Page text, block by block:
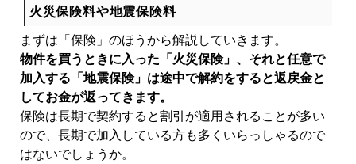
火災保険料や地震保険料
まずは「保険」のほうから解説していきます。
物件を買うときに入った「火災保険」、それと任意で
加入する「地震保険」は途中で解約をすると返戻金と
してお金が返ってきます。
保険は長期で契約すると割引が適用されることが多い
ので、長期で加入している方も多くいらっしゃるので
はないでしょうか。